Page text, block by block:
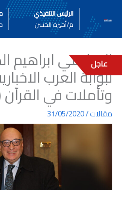
المحتوى
الرئيس التنفيذي
م/أميره الحسن
عاجل
الاعلامي ابراهيم
لبوابة العرب
وتأملات في القرآن
مقالات/
31/05/2020